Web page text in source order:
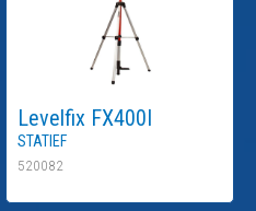
Levelfix FX400I
Statief
520082